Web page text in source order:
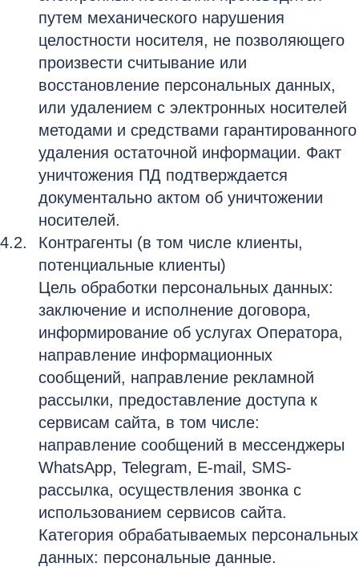
путем механического нарушения
целостности носителя, не позволяющего
произвести считывание или
восстановление персональных данных,
или удалением с электронных носителей
методами и средствами гарантированного
удаления остаточной информации. Факт
уничтожения ПД подтверждается
документально актом об уничтожении
носителей.
Контрагенты (в том числе клиенты,
потенциальные клиенты)
Цель обработки персональных данных:
заключение и исполнение договора,
информирование об услугах Оператора,
направление информационных
сообщений, направление рекламной
рассылки, предоставление доступа к
сервисам сайта, в том числе:
направление сообщений в мессенджеры
WhatsApp, Telegram, E-mail, SMS-
рассылка, осуществления звонка с
использованием сервисов сайта.
Категория обрабатываемых персональных
данных: персональные данные.